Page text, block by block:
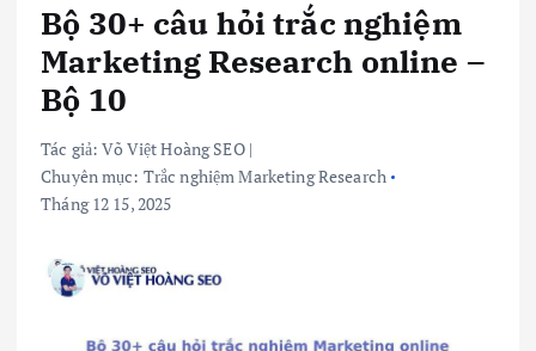
Bộ 30+ câu hỏi trắc nghiệm
Marketing Research online –
Bộ 10
Tác giả:Võ Việt Hoàng SEO|
Chuyên mục: Trắc nghiệm Marketing Research
Tháng 12 15, 2025